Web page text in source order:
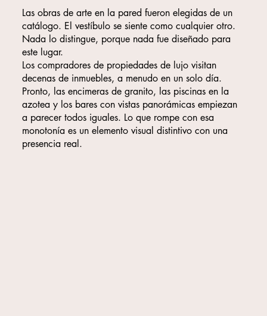
Las obras de arte en la pared fueron elegidas de un
catálogo. El vestíbulo se siente como cualquier otro.
Nada lo distingue, porque nada fue diseñado para
este lugar.
Los compradores de propiedades de lujo visitan
decenas de inmuebles, a menudo en un solo día.
Pronto, las encimeras de granito, las piscinas en la
azotea y los bares con vistas panorámicas empiezan
a parecer todos iguales. Lo que rompe con esa
monotonía es un elemento visual distintivo con una
presencia real.